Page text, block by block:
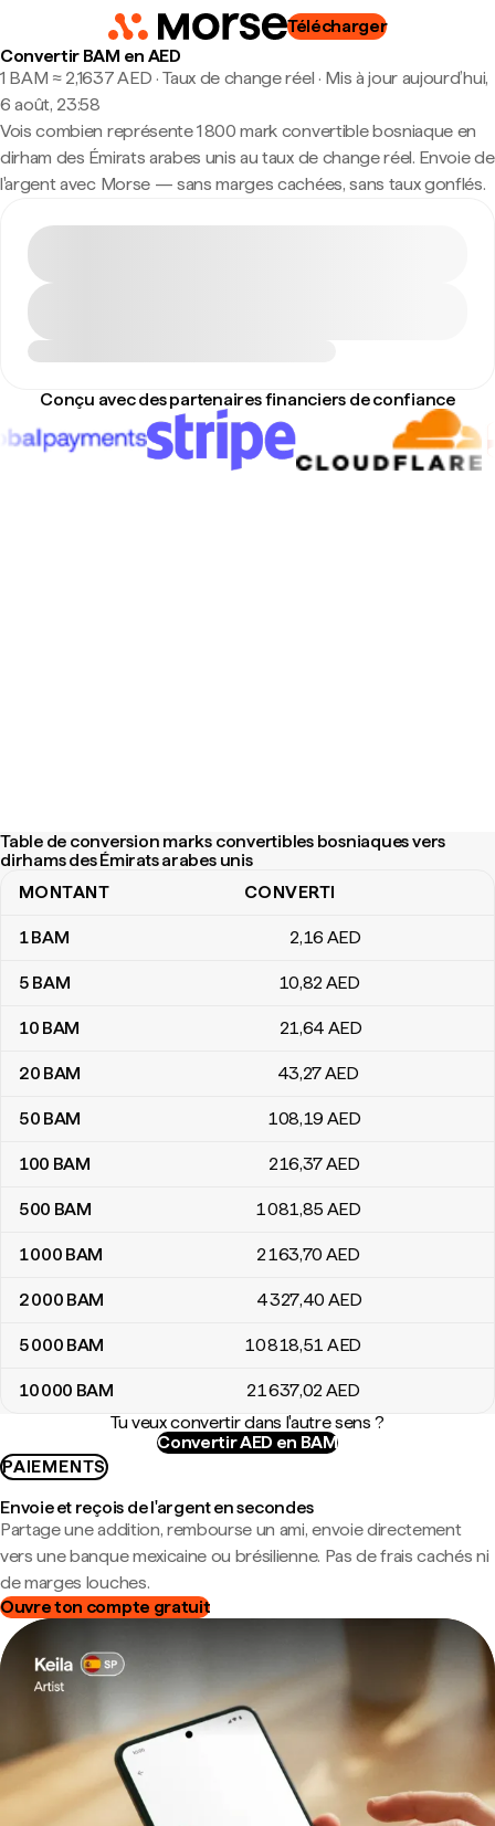
Télécharger
Convertir BAM en AED
1 BAM ≈ 2,1637 AED · Taux de change réel · Mis à jour aujourd’hui,
6 août, 23:58
Vois combien représente 1 800 mark convertible bosniaque en
dirham des Émirats arabes unis au taux de change réel. Envoie de
l'argent avec Morse — sans marges cachées, sans taux gonflés.
Conçu avec des partenaires financiers de confiance
Table de conversion marks convertibles bosniaques vers
dirhams des Émirats arabes unis
Table de conversion marks convertibles bosniaques vers
MONTANT CONVERTI
1BAM 2,16 AED
5 BAM 10,82AED
10 BAM 21,64 AED
20 BAM 43,27AED
50 BAM 108,19 AED
100 BAM 216,37AED
500 BAM 1 081,85 AED
1 000 BAM 2 163,70 AED
2 000 BAM 4 327,40 AED
5 000 BAM 10 818,51 AED
10 000 BAM 21 637,02AED
Tu veux convertir dans l'autre sens ?
Convertir AED en BAM
PAIEMENTS
Envoie et reçois de l'argent en secondes
Partage une addition, rembourse un ami, envoie directement
vers une banque mexicaine ou brésilienne. Pas de frais cachés ni
de marges louches.
Ouvre ton compte gratuit